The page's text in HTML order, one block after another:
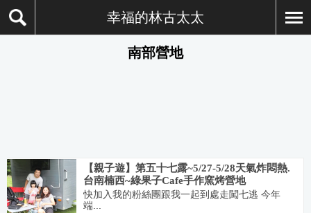
幸福的林古太太
南部營地
【親子遊】第五十七露~5/27-5/28天氣炸悶熱.
台南楠西~綠果子Cafe手作窯烤營地
快加入我的粉絲團跟我一起到處走闖七逃 今年
端...